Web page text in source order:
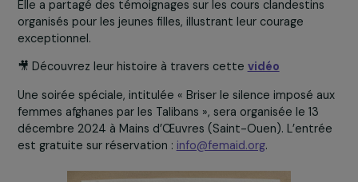
Une conférence sur les droits des femmes en
Afghanistan